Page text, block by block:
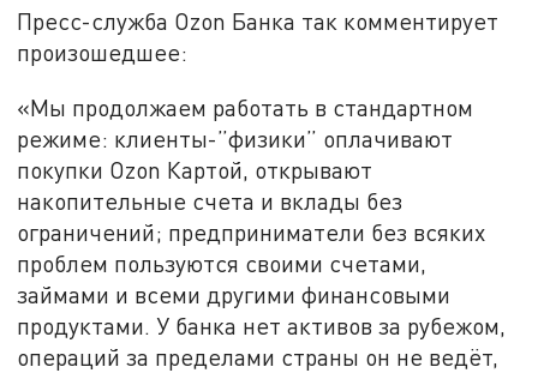
Пресс-служба Ozon Банка так комментирует
произошедшее:
«Мы продолжаем работать в стандартном
режиме: клиенты-”физики” оплачивают
покупки Ozon Картой, открывают
накопительные счета и вклады без
ограничений; предприниматели без всяких
проблем пользуются своими счетами,
займами и всеми другими финансовыми
продуктами. У банка нет активов за рубежом,
операций за пределами страны он не ведёт,